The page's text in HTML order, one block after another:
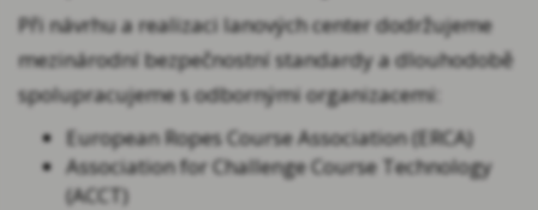
Při návrhu a realizaci lanových center dodržujeme
mezinárodní bezpečnostní standardy a dlouhodobě
spolupracujeme s odbornými organizacemi:
European Ropes Course Association (ERCA)
Association for Challenge Course Technology
(ACCT)